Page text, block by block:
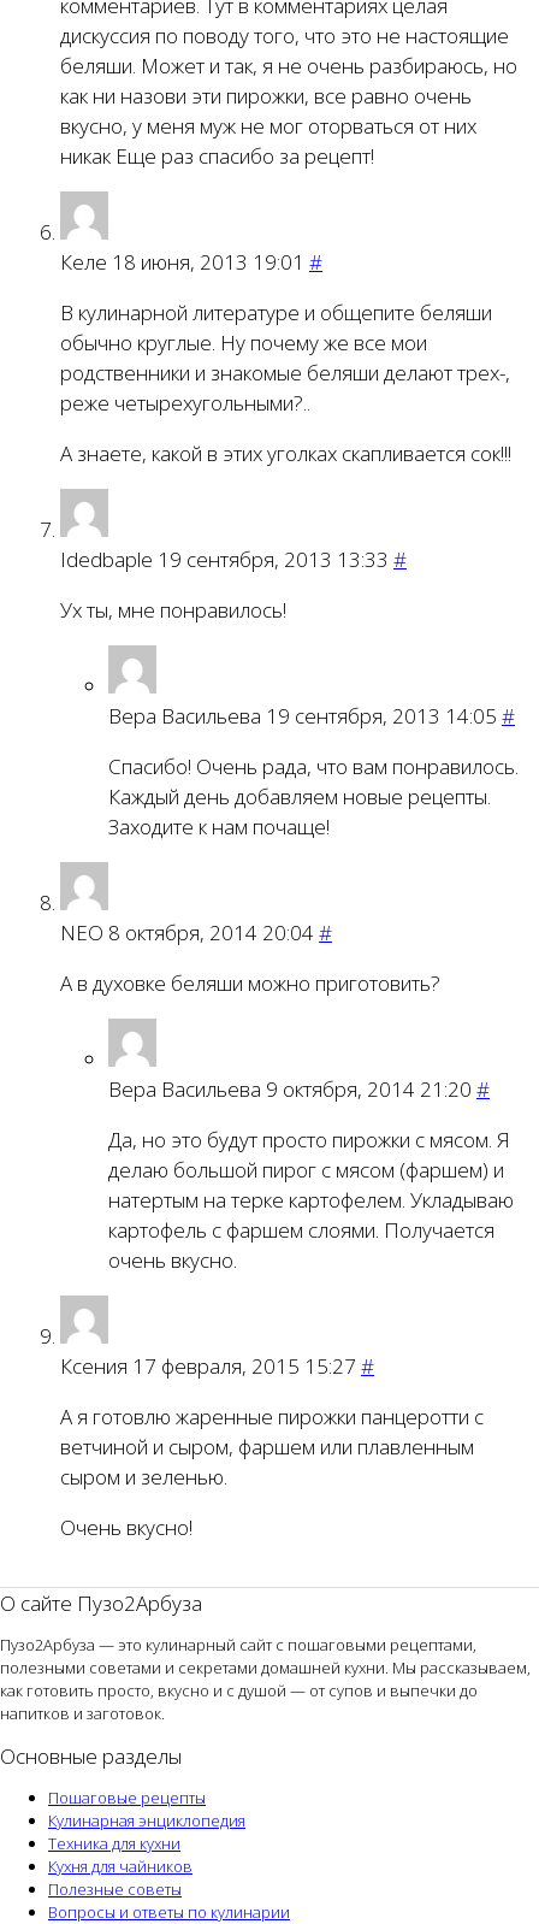
дискуссия по поводу того, что это не настоящие
беляши. Может и так, я не очень разбираюсь, но
как ни назови эти пирожки, все равно очень
вкусно, у меня муж не мог оторваться от них
никак Еще раз спасибо за рецепт!
Келе 18 июня, 2013 19:01 #
В кулинарной литературе и общепите беляши
обычно круглые. Ну почему же все мои
родственники и знакомые беляши делают трех-,
реже четырехугольными?..
А знаете, какой в этих уголках скапливается сок!!!
Idedbaple 19 сентября, 2013 13:33 #
Ух ты, мне понравилось!
Вера Васильева 19 сентября, 2013 14:05 #
Спасибо! Очень рада, что вам понравилось.
Каждый день добавляем новые рецепты.
Заходите к нам почаще!
NEO 8 октября, 2014 20:04 #
А в духовке беляши можно приготовить?
Вера Васильева 9 октября, 2014 21:20 #
Да, но это будут просто пирожки с мясом. Я
делаю большой пирог с мясом (фаршем) и
натертым на терке картофелем. Укладываю
картофель с фаршем слоями. Получается
очень вкусно.
Ксения 17 февраля, 2015 15:27 #
А я готовлю жаренные пирожки панцеротти с
ветчиной и сыром, фаршем или плавленным
сыром и зеленью.
Очень вкусно!
О сайте Пузо2Арбуза
Пузо2Арбуза — это кулинарный сайт с пошаговыми рецептами,
полезными советами и секретами домашней кухни. Мы рассказываем,
как готовить просто, вкусно и с душой — от супов и выпечки до
напитков и заготовок.
Основные разделы
Пошаговые рецепты
Кулинарная энциклопедия
Техника для кухни
Кухня для чайников
Полезные советы
Вопросы и ответы по кулинарии